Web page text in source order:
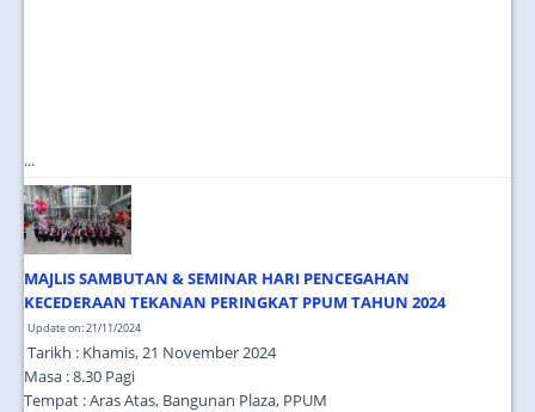
...
MAJLIS SAMBUTAN & SEMINAR HARI PENCEGAHAN
KECEDERAAN TEKANAN PERINGKAT PPUM TAHUN 2024
Update on: 21/11/2024
Tarikh : Khamis, 21 November 2024
Masa : 8.30 Pagi
Tempat : Aras Atas, Bangunan Plaza, PPUM